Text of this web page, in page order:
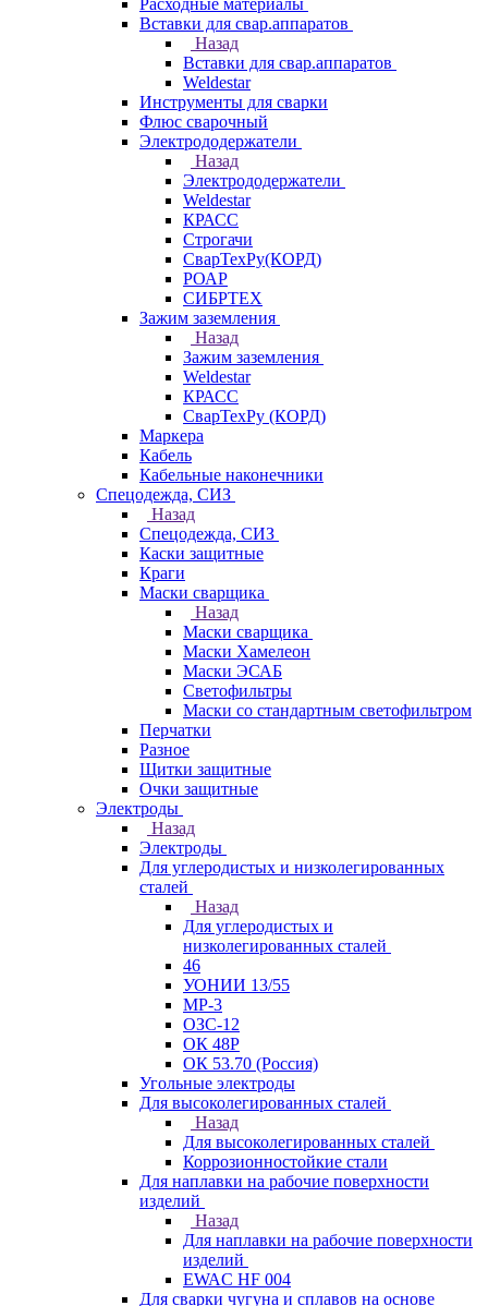
Расходные материалы
Вставки для свар.аппаратов
Назад
Вставки для свар.аппаратов
Weldestar
Инструменты для сварки
Флюс сварочный
Электрододержатели
Назад
Электрододержатели
Weldestar
КРАСС
Строгачи
СварТехРу(КОРД)
РОАР
СИБРТЕХ
Зажим заземления
Назад
Зажим заземления
Weldestar
КРАСС
СварТехРу (КОРД)
Маркера
Кабель
Кабельные наконечники
Спецодежда, СИЗ
Назад
Спецодежда, СИЗ
Каски защитные
Краги
Маски сварщика
Назад
Маски сварщика
Маски Хамелеон
Маски ЭСАБ
Светофильтры
Маски со стандартным светофильтром
Перчатки
Разное
Щитки защитные
Очки защитные
Электроды
Назад
Электроды
Для углеродистых и низколегированных
сталей
Назад
Для углеродистых и
низколегированных сталей
46
УОНИИ 13/55
МР-3
ОЗС-12
ОК 48Р
ОК 53.70 (Россия)
Угольные электроды
Для высоколегированных сталей
Назад
Для высоколегированных сталей
Коррозионностойкие стали
Для наплавки на рабочие поверхности
изделий
Назад
Для наплавки на рабочие поверхности
изделий
EWAC HF 004
Для сварки чугуна и сплавов на основе